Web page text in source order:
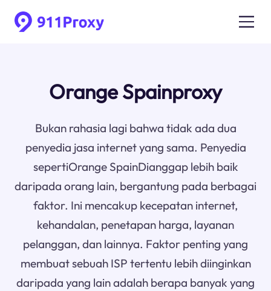
Orange Spainproxy
Bukan rahasia lagi bahwa tidak ada dua
penyedia jasa internet yang sama. Penyedia
sepertiOrange SpainDianggap lebih baik
daripada orang lain, bergantung pada berbagai
faktor. Ini mencakup kecepatan internet,
kehandalan, penetapan harga, layanan
pelanggan, dan lainnya. Faktor penting yang
membuat sebuah ISP tertentu lebih diinginkan
daripada yang lain adalah berapa banyak yang